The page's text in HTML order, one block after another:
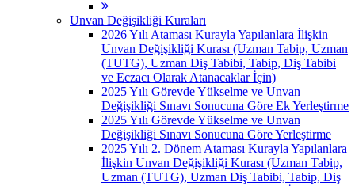
Unvan Değişikliği Kuraları
2026 Yılı Ataması Kurayla Yapılanlara İlişkin
Unvan Değişikliği Kurası (Uzman Tabip, Uzman
(TUTG), Uzman Diş Tabibi, Tabip, Diş Tabibi
ve Eczacı Olarak Atanacaklar İçin)
2025 Yılı Görevde Yükselme ve Unvan
Değişikliği Sınavı Sonucuna Göre Ek Yerleştirme
2025 Yılı Görevde Yükselme ve Unvan
Değişikliği Sınavı Sonucuna Göre Yerleştirme
2025 Yılı 2. Dönem Ataması Kurayla Yapılanlara
İlişkin Unvan Değişikliği Kurası (Uzman Tabip,
Uzman (TUTG), Uzman Diş Tabibi, Tabip, Diş